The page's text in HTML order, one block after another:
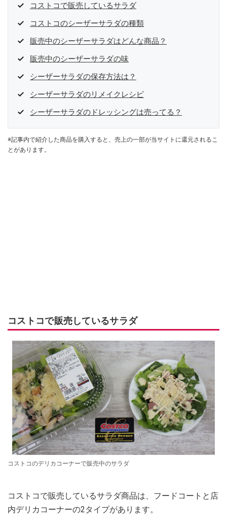
コストコで販売しているサラダ
コストコのシーザーサラダの種類
販売中のシーザーサラダはどんな商品？
販売中のシーザーサラダの味
シーザーサラダの保存方法は？
シーザーサラダのリメイクレシピ
シーザーサラダのドレッシングは売ってる？
※記事内で紹介した商品を購入すると、売上の一部が当サイトに還元されるこ
とがあります。
コストコで販売しているサラダ
コストコのデリカコーナーで販売中のサラダ
コストコで販売しているサラダ商品は、フードコートと店
内デリカコーナーの2タイプがあります。